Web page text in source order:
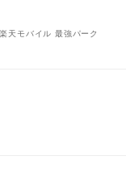
天モバイル 最強パーク